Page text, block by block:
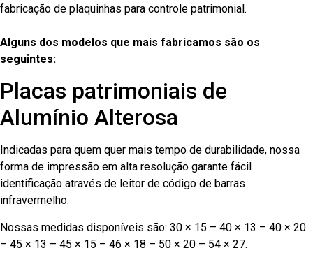
fabricação de plaquinhas para controle patrimonial.
Alguns dos modelos que mais fabricamos são os
seguintes:
Placas patrimoniais de
Alumínio Alterosa
Indicadas para quem quer mais tempo de durabilidade, nossa
forma de impressão em alta resolução garante fácil
identificação através de leitor de código de barras
infravermelho.
Nossas medidas disponíveis são: 30 × 15 – 40 × 13 – 40 × 20
– 45 × 13 – 45 × 15 – 46 × 18 – 50 × 20 – 54 × 27.